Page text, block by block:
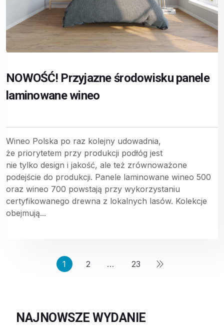
NOWOŚĆ! Przyjazne środowisku panele
laminowane wineo
Wineo Polska po raz kolejny udowadnia,
że priorytetem przy produkcji podłóg jest
nie tylko design i jakość, ale też zrównoważone
podejście do produkcji. Panele laminowane wineo 500
oraz wineo 700 powstają przy wykorzystaniu
certyfikowanego drewna z lokalnych lasów. Kolekcje
obejmują...
1 2 … 23
NAJNOWSZE WYDANIE